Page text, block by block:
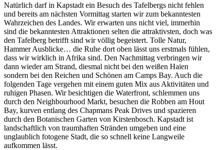
Natürlich darf in Kapstadt ein Besuch des Tafelbergs nicht fehlen
und bereits am nächsten Vormittag starten wir zum bekanntesten
Wahrzeichen des Landes. Wir erwarten uns nicht viel, immerhin
sind die bekanntesten Attraktionen selten die attraktivsten, doch was
den Tafelberg betrifft sind wir völlig begeistert. Tolle Natur,
Hammer Ausblicke… die Ruhe dort oben lässt uns erstmals fühlen,
dass wir wirklich in Afrika sind. Den Nachmittag verbringen wir
dann wieder am Strand, diesmal nicht bei den weißen Haien
sondern bei den Reichen und Schönen am Camps Bay. Auch die
folgenden Tage vergehen mit einem guten Mix aus Aktivitäten und
ruhigen Phasen. Wir besichtigen die Waterfront, schlemmen uns
durch den Neighbourhood Markt, besuchen die Robben am Hout
Bay, kurven entlang des Chapmans Peak Drives und spazieren
durch den Botanischen Garten von Kirstenbosch. Kapstadt ist
landschaftlich von traumhaften Stränden umgeben und eine
unglaublich fotogene Stadt, die so schnell keine Langweile
aufkommen lässt.